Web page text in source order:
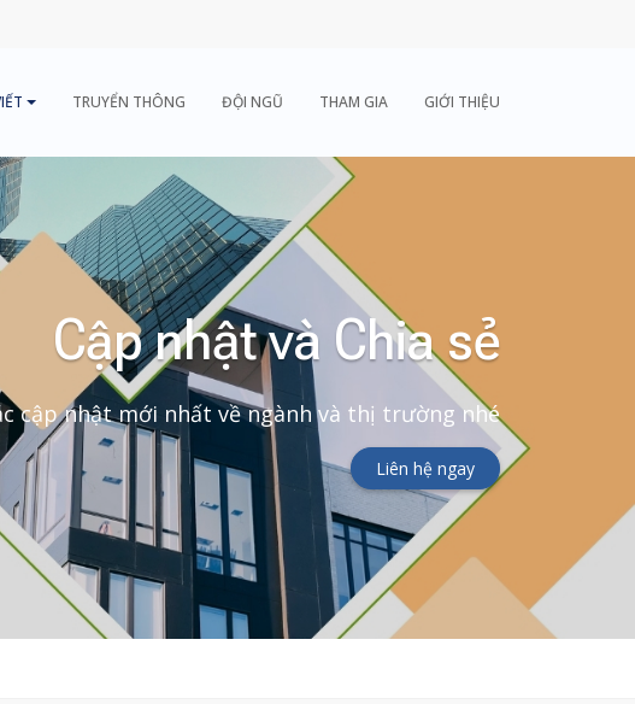
TRUYỂN THÔNG ĐỘI NGŨ THAM GIA GIỚI THIỆU
Cập nhật và Chia sẻ
cập nhật mới nhất về ngành và thị trường nhé
Liên hệ ngay